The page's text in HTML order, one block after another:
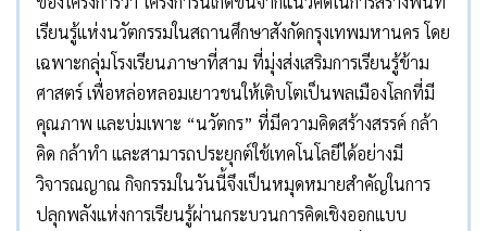
เรียนรู้แห่งนวัตกรรมในสถานศึกษาสังกัดกรุงเทพมหานคร โดย
เฉพาะกลุ่มโรงเรียนภาษาที่สาม ที่มุ่งส่งเสริมการเรียนรู้ข้าม
ศาสตร์ เพื่อหล่อหลอมเยาวชนให้เติบโตเป็นพลเมืองโลกที่มี
คุณภาพ และบ่มเพาะ “นวัตกร” ที่มีความคิดสร้างสรรค์ กล้า
คิด กล้าทำ และสามารถประยุกต์ใช้เทคโนโลยีได้อย่างมี
วิจารณญาณ กิจกรรมในวันนี้จึงเป็นหมุดหมายสำคัญในการ
ปลุกพลังแห่งการเรียนรู้ผ่านกระบวนการคิดเชิงออกแบบ